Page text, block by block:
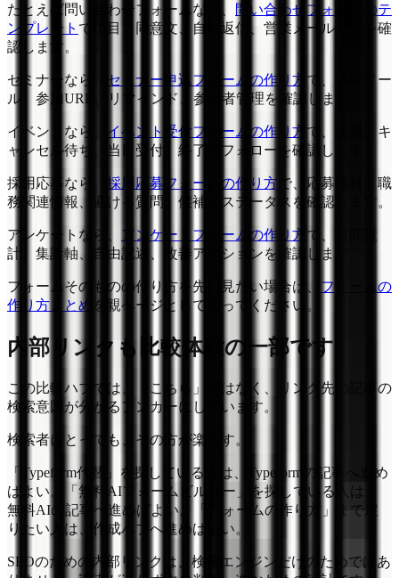
たとえば問い合わせフォームなら、
問い合わせフォームのテ
ンプレート で項目、同意文、自動返信、営業メール対策を確
認します。
セミナーなら、 セミナー申込フォームの作り方 で、確認メー
ル、参加URL、リマインド、参加者管理を確認します。
イベントなら、 イベント受付フォームの作り方 で、定員、キ
ャンセル待ち、当日受付、終了後フォローを確認します。
採用応募なら、 採用応募フォームの作り方
で、応募職種、職
務関連情報、避ける質問、候補者ステータスを確認します。
アンケートなら、 アンケートフォームの作り方 で、設問設
計、集計軸、自由記述、改善アクションを確認します。
フォームそのものの作り方を先に見たい場合は、
フォームの
作り方まとめ
を親ページとして使ってください。
内部リンクも比較体験の一部です
この比較ハブでは、「こちら」ではなく、リンク先の記事の
検索意図が分かるアンカーにしています。
検索者にとっても、その方が楽です。
「Typeform代替」を探している人は、Typeformの記事へ進め
ばよい。「無料AIフォームビルダー」を探している人は、
無料AIの記事へ進めばよい。「フォームの作り方」まで戻
りたい人は、作成ハブへ進めばよい。
SEOのための内部リンクは、検索エンジンだけのためではあ